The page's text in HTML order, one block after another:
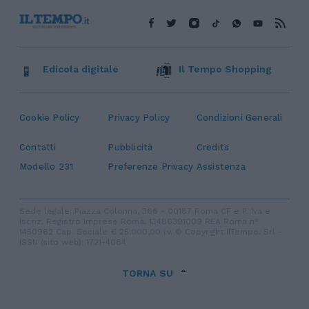
Cookie Policy Privacy Policy Condizioni Generali
Contatti Pubblicità
Credits
Modello 231
Preferenze Privacy Assistenza
Edicola digitale Il Tempo Shopping
TORNA SU